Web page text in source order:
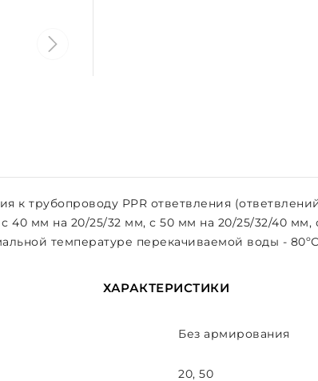
к трубопроводу PPR ответвления
40 мм на 20/25/32 мм, с 50 мм на 20/25/32/40
температуре перекачиваемой воды -
ХАРАКТЕРИСТИКИ
Без армирования
20, 50